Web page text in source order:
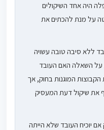
היה אחד השיקולים
על מנת להכתים את
ללא סיבה טובה עשויה
על השאלה האם העובד
המוגנות בחוק, אך
את שיקול דעת המעסיק
יוכיח העובד שלא הייתה